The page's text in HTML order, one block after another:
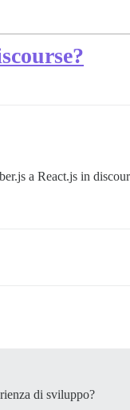
a React.js in
di sviluppo?